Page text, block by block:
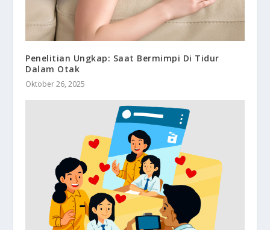
Penelitian Ungkap: Saat Bermimpi Di Tidur
Dalam Otak
Oktober 26, 2025